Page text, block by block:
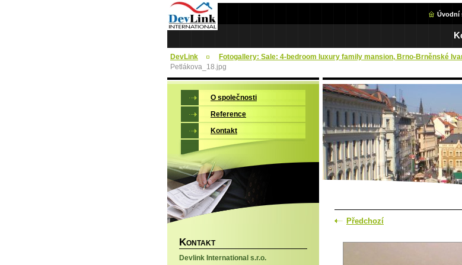
Úvodní
DevLink Fotogallery: Sale: 4-bedroom luxury family mansion, Brno-Brněnské
Petlákova_18.jpg
Předchozí
O společnosti
Reference
Kontakt
KONTAKT
Devlink International s.r.o.